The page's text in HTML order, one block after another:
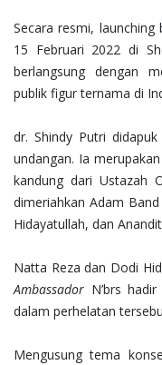
Secara resmi, launching
15 Februari 2022 di
berlangsung dengan
publik figur ternama di
dr. Shindy Putri
undangan. Ia
kandung dari Ustazah
dimeriahkan Adam
Hidayatullah, dan
Natta Reza dan Dodi
Ambassador N’brs
dalam perhelatan
Mengusung tema